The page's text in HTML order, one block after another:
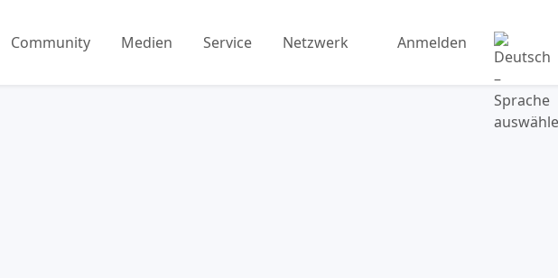
Community Medien Service Netzwerk Anmelden